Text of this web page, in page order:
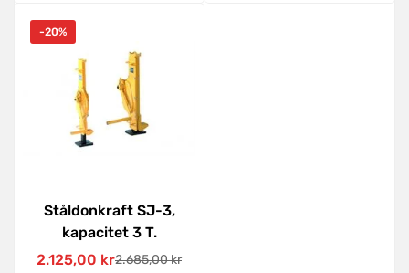
-20%
Ståldonkraft SJ-3,
kapacitet 3 T.
Udsalgspris
2.125,00 krNormal
2.685,00 kr